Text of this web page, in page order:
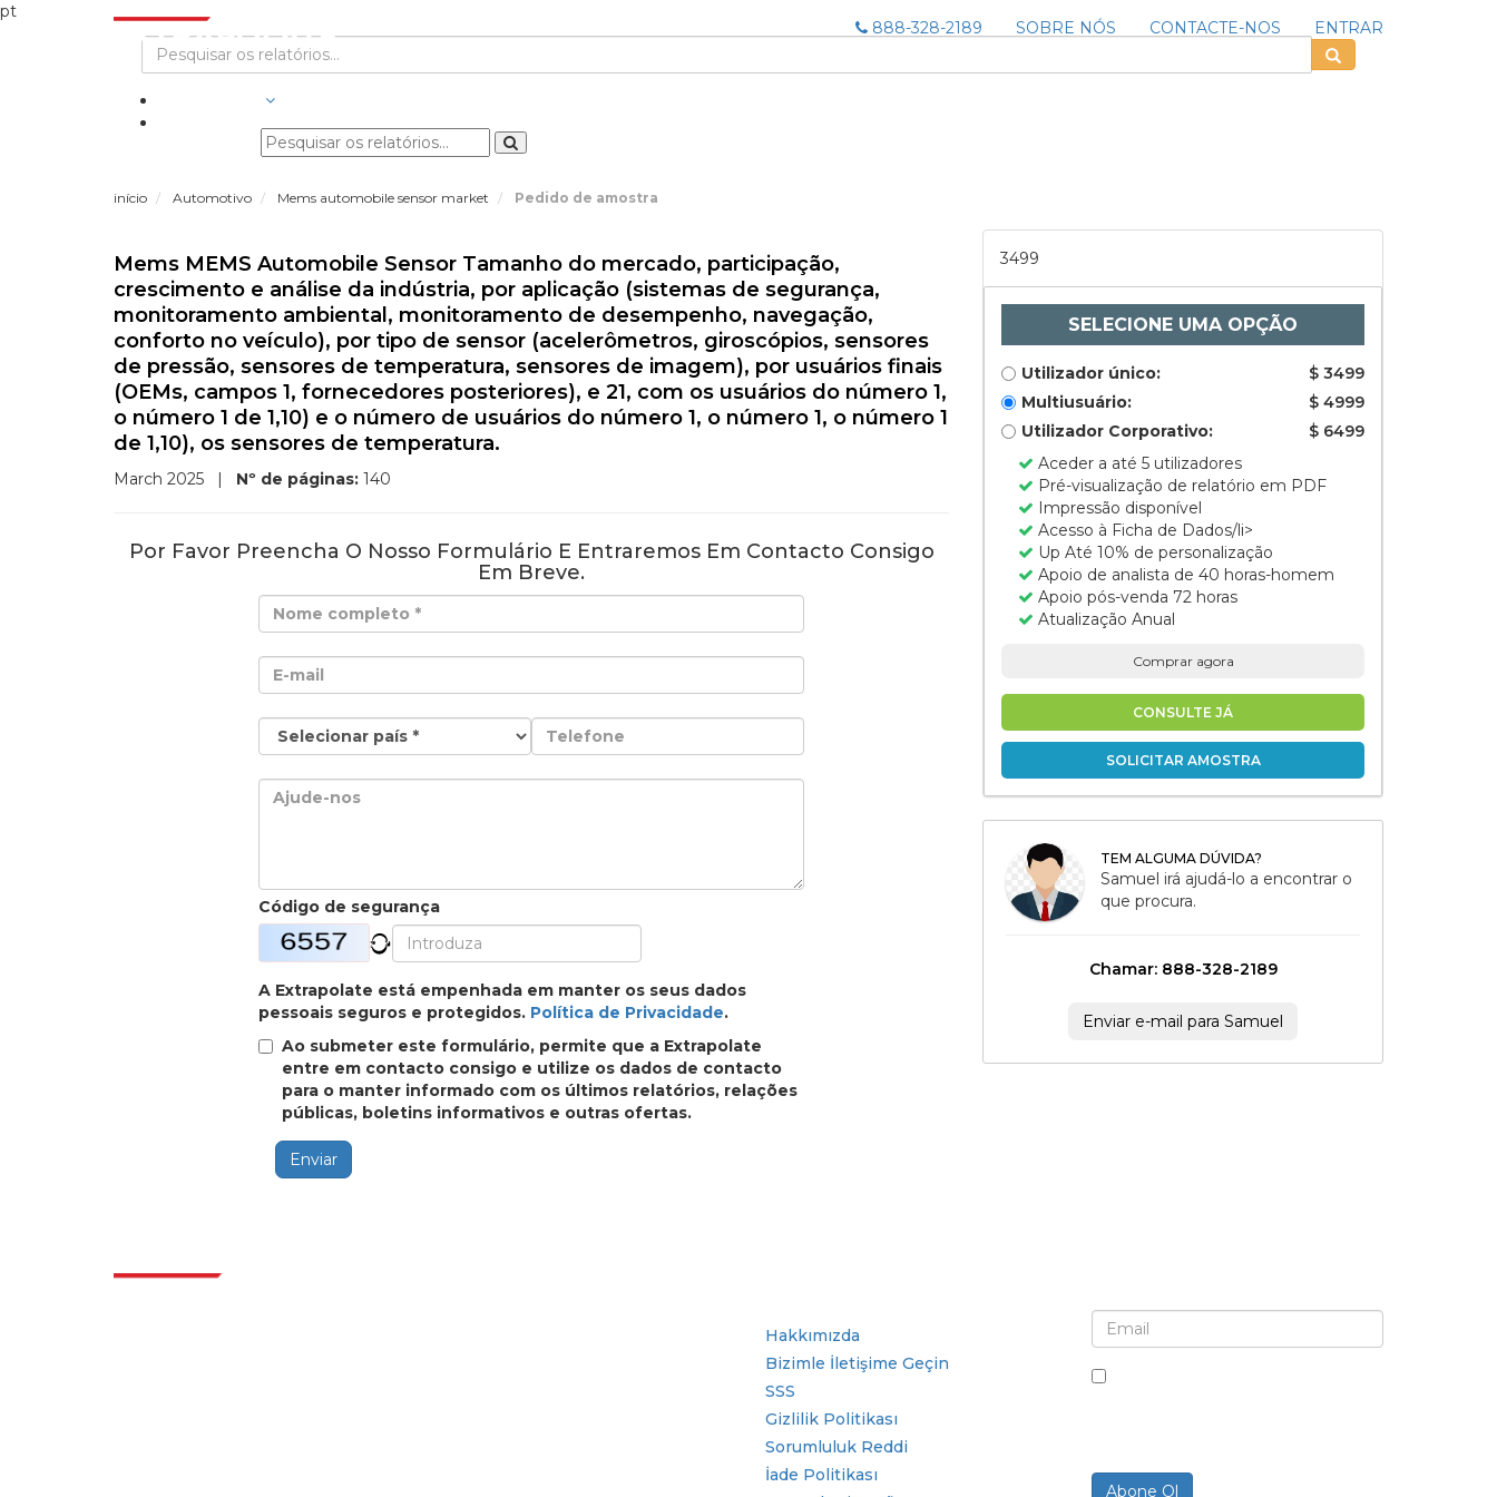
pt
888-328-2189
SOBRE NÓS CONTACTE-NOS ENTRAR
início Automotivo Mems automobile sensor market Pedido de amostra
Mems MEMS Automobile Sensor Tamanho do mercado, participação,
crescimento e análise da indústria, por aplicação (sistemas de segurança,
monitoramento ambiental, monitoramento de desempenho, navegação,
conforto no veículo), por tipo de sensor (acelerômetros, giroscópios, sensores
de pressão, sensores de temperatura, sensores de imagem), por usuários finais
(OEMs, campos 1, fornecedores posteriores), e 21, com os usuários do número 1,
o número 1 de 1,10) e o número de usuários do número 1, o número 1, o número 1
de 1,10), os sensores de temperatura.
March 2025 | Nº de páginas: 140
Por Favor Preencha O Nosso Formulário E Entraremos Em Contacto Consigo
Em Breve.
Código de segurança
A Extrapolate está empenhada em manter os seus dados
pessoais seguros e protegidos. Política de Privacidade.
Ao submeter este formulário, permite que a Extrapolate
entre em contacto consigo e utilize os dados de contacto
para o manter informado com os últimos relatórios, relações
públicas, boletins informativos e outras ofertas.
Enviar
3499
SELECIONE UMA OPÇÃO
Utilizador único:
$ 3499
Multiusuário:
$ 4999
Utilizador Corporativo:
$ 6499
Aceder a até 5 utilizadores
Pré-visualização de relatório em PDF
Impressão disponível
Acesso à Ficha de Dados/li>
Up Até 10% de personalização
Apoio de analista de 40 horas-homem
Apoio pós-venda 72 horas
Atualização Anual
Comprar agora
CONSULTE JÁ
SOLICITAR AMOSTRA
TEM ALGUMA DÚVIDA?
Samuel irá ajudá-lo a encontrar o
que procura.
Chamar: 888-328-2189
Enviar e-mail para Samuel
Hakkımızda
Bizimle İletişime Geçin
SSS
Gizlilik Politikası
Sorumluluk Reddi
İade Politikası
Abone Ol